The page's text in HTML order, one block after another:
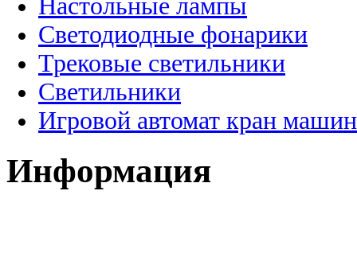
Настольные лампы
Светодиодные фонарики
Трековые светильники
Светильники
Игровой автомат кран
Информация